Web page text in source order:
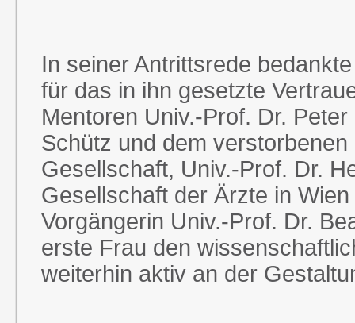
In seiner Antrittsrede
für das in ihn gesetzte
Mentoren Univ.-Prof. Dr.
Schütz und dem
Gesellschaft, Univ.-Prof. Dr.
Gesellschaft der Ärzte in
Vorgängerin Univ.-Prof. Dr.
erste Frau den
weiterhin aktiv an der